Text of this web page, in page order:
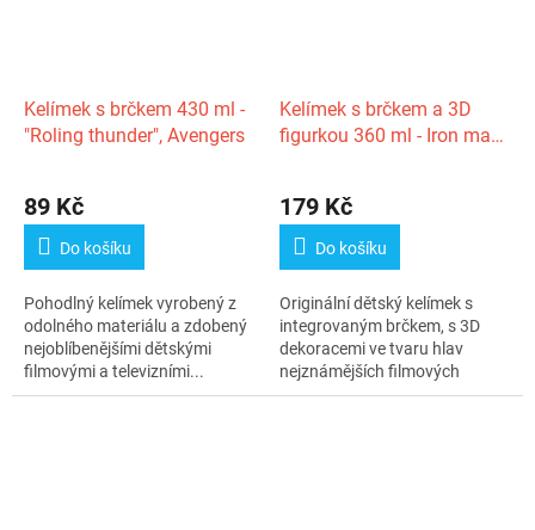
Kelímek s brčkem 430 ml -
"Roling thunder", Avengers
89 Kč
Do košíku
Pohodlný kelímek vyrobený z
odolného materiálu a zdobený
nejoblíbenějšími dětskými
filmovými a televizními...
Kelímek s brčkem a 3D
figurkou 360 ml - Iron man,
179 Kč
Do košíku
Originální dětský kelímek s
integrovaným brčkem, s 3D
dekoracemi ve tvaru hlav
nejznámějších filmových
postav. Je...